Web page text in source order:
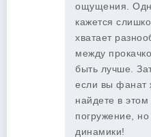
ощущения.
кажется
хватает
между
быть лучше.
если вы фанат
найдете в
погружение,
динамики!